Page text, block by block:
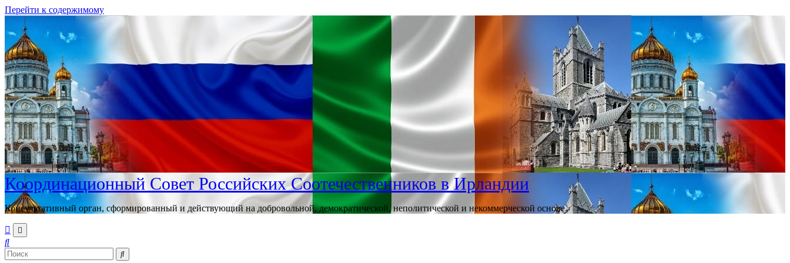
Перейти к содержимому
Координационный Совет Российских Соотечественников в Ирландии
Консультативный орган, сформированный и действующий на добровольной, демократической, неполитической и некоммерческой основе